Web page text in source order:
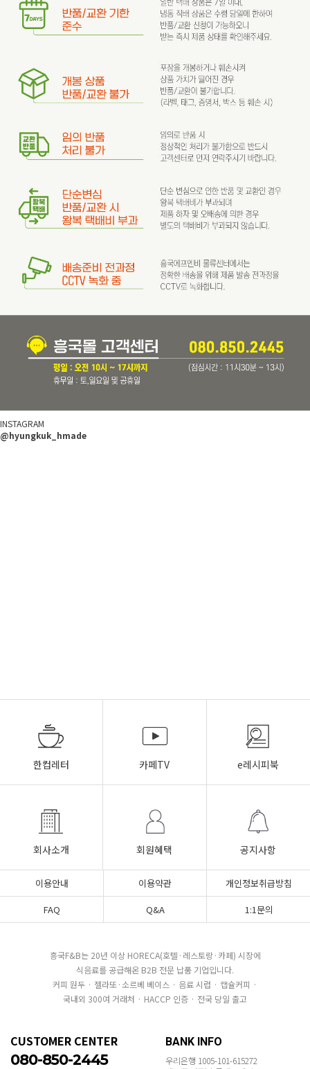
INSTAGRAM
@hyungkuk_hmade
한컵레터 카페TV e레시피북
회사소개 회원혜택 공지사항
이용안내 이용약관
개인정보취급방침
FAQ
Q&A 1:1문의
흥국F&B는 20년 이상 HORECA(호텔·레스토랑·카페) 시장에
식음료를 공급해온 B2B 전문 납품 기업입니다.
커피 원두 · 젤라또·소르베 베이스 · 음료 시럽 · 캡슐커피 ·
국내외 300여 거래처 · HACCP 인증 · 전국 당일 출고
CUSTOMER CENTER
080-850-2445
BANK INFO
우리은행 1005-101-615272